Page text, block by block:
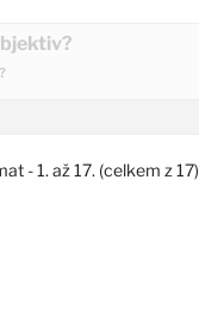
- 1. až 17. (celkem z 17)